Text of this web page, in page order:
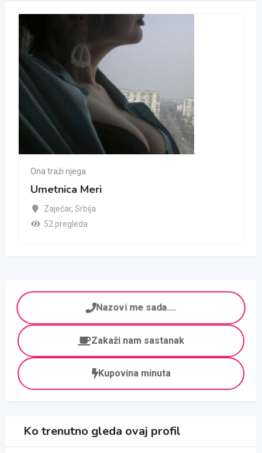
Ona traži njega
Umetnica Meri
Zaječar, Srbija
52 pregleda
Nazovi me sada....
Zakaži nam sastanak
Kupovina minuta
Ko trenutno gleda ovaj profil